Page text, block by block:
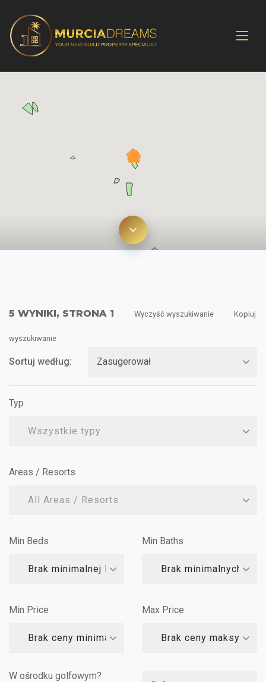
5 WYNIKI, STRONA 1 Wyczyść wyszukiwanie Kopiuj
wyszukiwanie
Sortuj według:
Typ
Wszystkie typy
Areas / Resorts
All Areas / Resorts
Min Beds
Brak minimalnej liczby sypialni
Min Baths
Brak minimalnych
Min Price
Brak ceny minimalnej
Max Price
Brak ceny
W ośrodku golfowym?